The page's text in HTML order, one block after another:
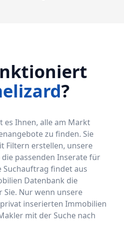
?
es Ihnen, alle am Markt
zu finden. Sie
Filtern erstellen, unsere
passenden Inserate für
Suchauftrag findet aus
Datenbank die
Sie. Nur wenn unsere
inserierten Immobilien
mit der Suche nach